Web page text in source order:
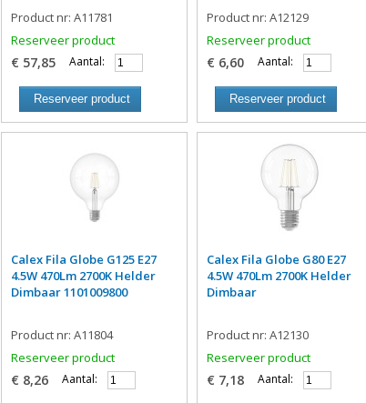
Product nr: A11781
Reserveer product
€ 57,85 Aantal:
Reserveer product
Product nr: A12129
Reserveer product
€ 6,60 Aantal:
Reserveer product
Calex Fila Globe G125 E27
4.5W 470Lm 2700K Helder
Dimbaar 1101009800
Product nr: A11804
Reserveer product
€ 8,26 Aantal:
Calex Fila Globe G80 E27
4.5W 470Lm 2700K Helder
Dimbaar
Product nr: A12130
Reserveer product
€ 7,18 Aantal: